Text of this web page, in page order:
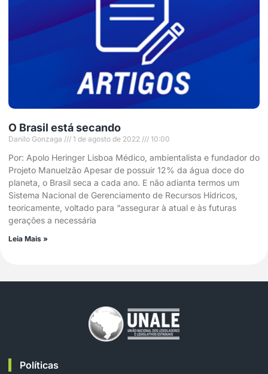
O Brasil está secando
Danilo Gonzaga 1 de agosto de 2022 10:00
Por: Apolo Heringer Lisboa Médico, ambientalista e fundador do
Projeto Manuelzão Apesar de possuir 12% da água doce do
planeta, o Brasil seca a cada ano. E não adianta termos um
Sistema Nacional de Gerenciamento de Recursos Hídricos,
teoricamente, voltado para “assegurar à atual e às futuras
gerações a necessária
Leia Mais »
Políticas